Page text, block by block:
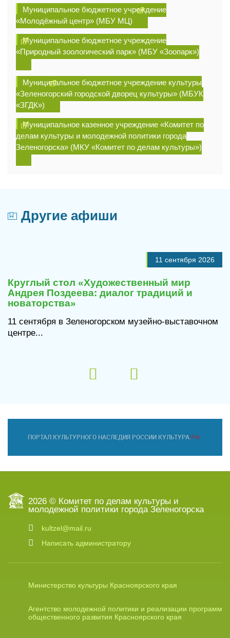
Муниципальное бюджетное учреждение
«Молодёжный центр» (МБУ МЦ)
Муниципальное бюджетное учреждение
«Природный зоологический парк» (МБУ «Зоопарк»)
Муниципальное бюджетное учреждение культуры
«Зеленогорский городской дворец культуры» (МБУК
«ЗГДК»)
Муниципальное казенное учреждение «Комитет по
делам культуры и молодежной политики города
Зеленогорска» (МКУ «Комитет по делам культуры»)
Другие афиши
11 сентября 2026
Круглый стол «Художественный мир
Андрея Поздеева: диалог традиций и
новаторства»
11 сентября в Зеленогорском музейно-выставочном
центре...
2026 © Комитет по делам культуры и
молодежной политики города Зеленогорска
kultzel@mail.ru
Написать администратору
Министерство культуры Красноярского края
Агентство молодежной политики и реализации программ
общественного развития Красноярского края